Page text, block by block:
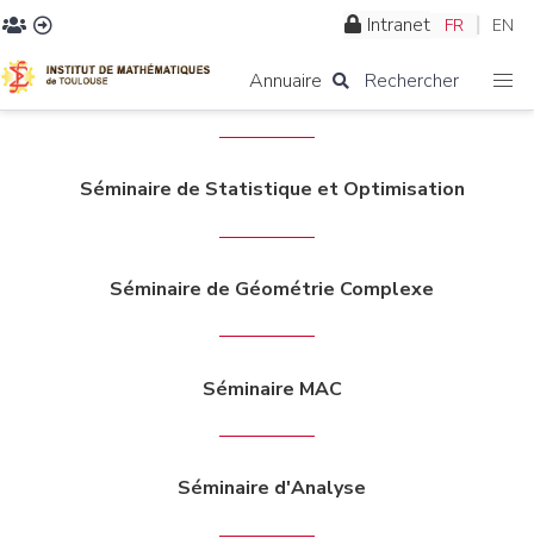
Intranet FR EN
Annuaire Rechercher
Séminaire de Statistique et Optimisation
Séminaire de Géométrie Complexe
Séminaire MAC
Séminaire d'Analyse